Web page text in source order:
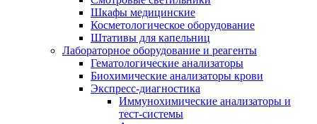
Шкафы медицинские
Косметологическое оборудование
Штативы для капельниц
Лабораторное оборудование и реагенты
Гематологические анализаторы
Биохимические анализаторы крови
Экспресс-диагностика
Иммунохимические анализаторы и
тест-системы